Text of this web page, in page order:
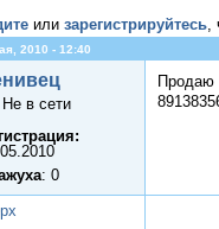
или зарегистрируйтесь,
2010 - 12:40
Не в сети
: 0
Продаю